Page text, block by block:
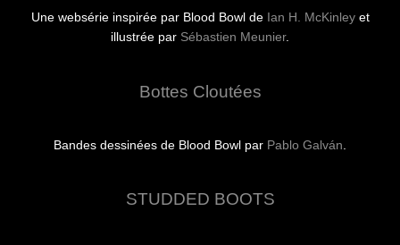
Une websérie inspirée par Blood Bowl de Ian H. McKinleyet
illustrée par Sébastien Meunier.
Bottes Cloutées
Bandes dessinées de Blood Bowl par Pablo Galván.
STUDDED BOOTS